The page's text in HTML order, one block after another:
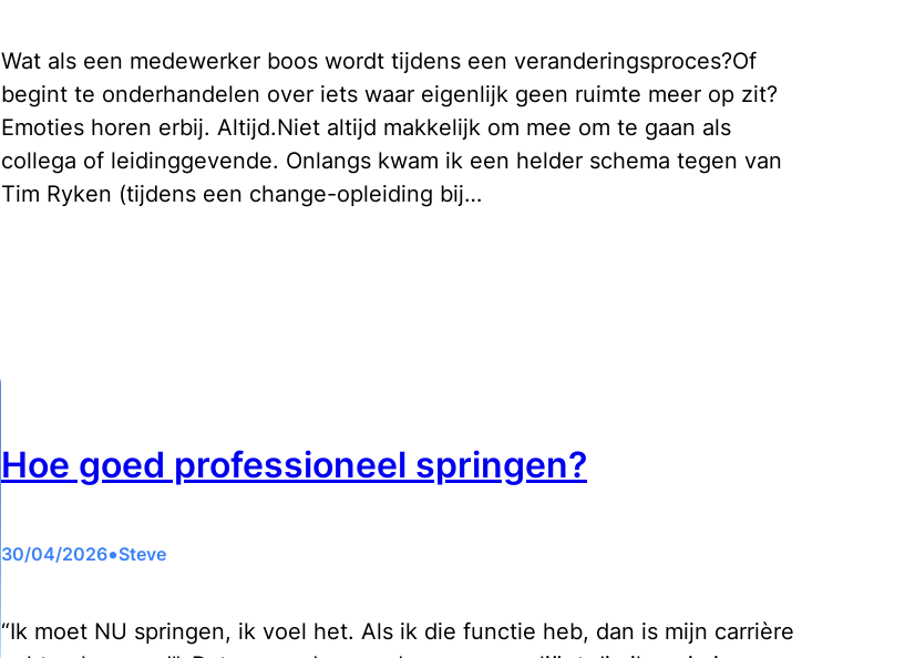
Wat als een medewerker boos wordt tijdens een veranderingsproces?Of
begint te onderhandelen over iets waar eigenlijk geen ruimte meer op zit?
Emoties horen erbij. Altijd.Niet altijd makkelijk om mee om te gaan als
collega of leidinggevende. Onlangs kwam ik een helder schema tegen van
Tim Ryken (tijdens een change-opleiding bij…
Hoe goed professioneel springen?
30/04/2026•Steve
“Ik moet NU springen, ik voel het. Als ik die functie heb, dan is mijn carrière